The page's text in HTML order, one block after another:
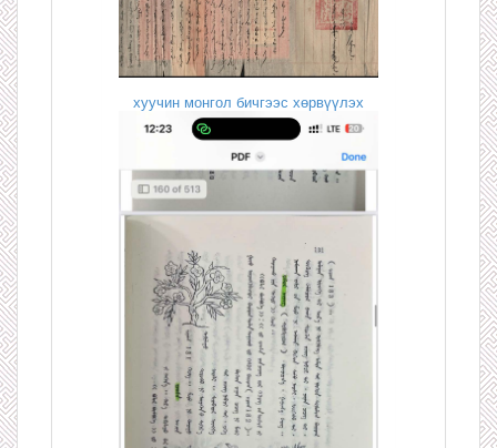
хуучин монгол бичгээс хөрвүүлэх